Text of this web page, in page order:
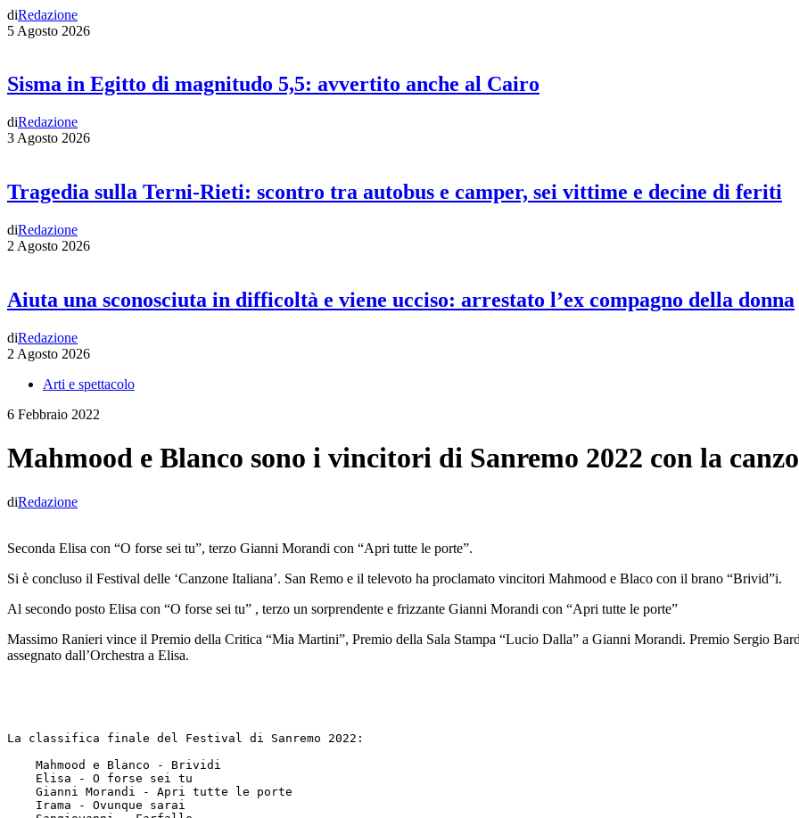
diRedazione
5 Agosto 2026
Sisma in Egitto di magnitudo 5,5: avvertito anche al Cairo
diRedazione
3 Agosto 2026
Tragedia sulla Terni-Rieti: scontro tra autobus e camper, sei vittime e decine di feriti
diRedazione
2 Agosto 2026
Aiuta una sconosciuta in difficoltà e viene ucciso: arrestato l’ex compagno della donna
diRedazione
2 Agosto 2026
Arti e spettacolo
6 Febbraio 2022
Mahmood e Blanco sono i vincitori di Sanremo 2022 con la
diRedazione
Seconda Elisa con “O forse sei tu”, terzo Gianni Morandi con “Apri tutte le porte”.
Si è concluso il Festival delle ‘Canzone Italiana’. San Remo e il televoto ha proclamato vincitori Mahmood e Blaco con il brano “Brivid”i.
Al secondo posto Elisa con “O forse sei tu” , terzo un sorprendente e frizzante Gianni Morandi con “Apri tutte le porte”
Massimo Ranieri vince il Premio della Critica “Mia Martini”, Premio della Sala Stampa “Lucio Dalla” a Gianni Morandi. Premio Sergio
assegnato dall’Orchestra a Elisa.
La classifica finale del Festival di Sanremo 2022: